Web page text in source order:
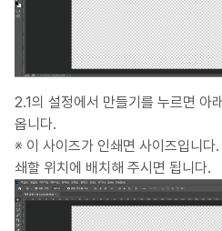
2.1의 설정에서 만들기를 누르면 아
옵니다.
※ 이 사이즈가 인쇄면 사이즈입니다
쇄할 위치에 배치해 주시면 됩니다.